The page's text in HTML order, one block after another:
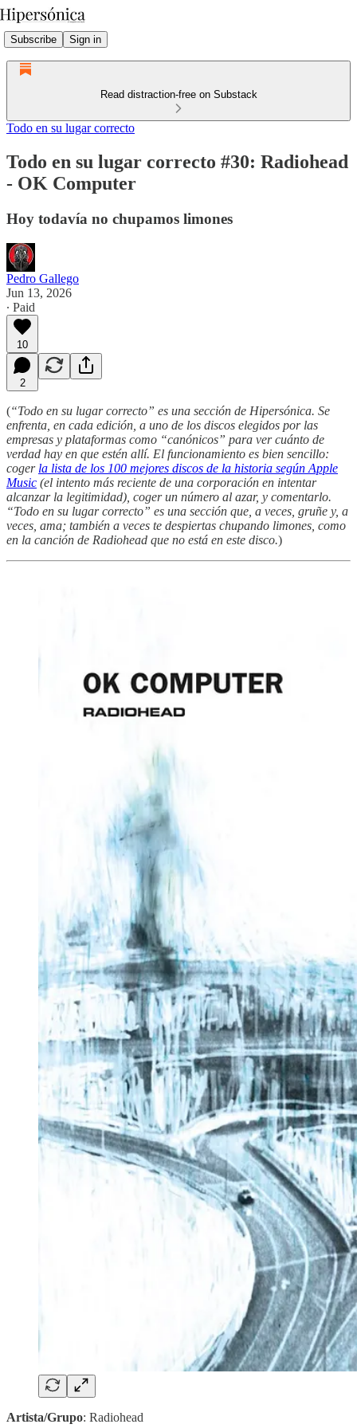
Subscribe Sign in
Read distraction-free on Substack
Todo en su lugar correcto
Todo en su lugar correcto #30: Radiohead
- OK Computer
Hoy todavía no chupamos limones
Pedro Gallego
Jun 13, 2026
∙ Paid
10
2
(“Todo en su lugar correcto” es una sección de Hipersónica. Se
enfrenta, en cada edición, a uno de los discos elegidos por las
empresas y plataformas como “canónicos” para ver cuánto de
verdad hay en que estén allí. El funcionamiento es bien sencillo:
coger la lista de los 100 mejores discos de la historia según Apple
Music (el intento más reciente de una corporación en intentar
alcanzar la legitimidad), coger un número al azar, y comentarlo.
“Todo en su lugar correcto” es una sección que, a veces, gruñe y, a
veces, ama; también a veces te despiertas chupando limones, como
en la canción de Radiohead que no está en este disco.)
Artista/Grupo: Radiohead